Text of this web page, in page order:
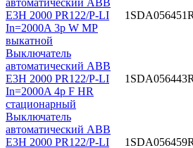
E3H 2000 PR122/P-LI
In=2000A 3p W MP
выкатной
Выключатель
автоматический ABB
E3H 2000 PR122/P-LI
In=2000A 4p F HR
стационарный
Выключатель
автоматический ABB
E3H 2000 PR122/P-LI